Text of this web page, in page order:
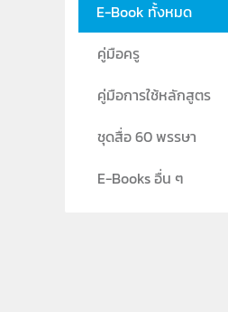
E-Book ทั้งหมด
คู่มือครู
คู่มือการใช้หลักสูตร
ชุดสื่อ 60 พรรษา
E-Books อื่น ๆ